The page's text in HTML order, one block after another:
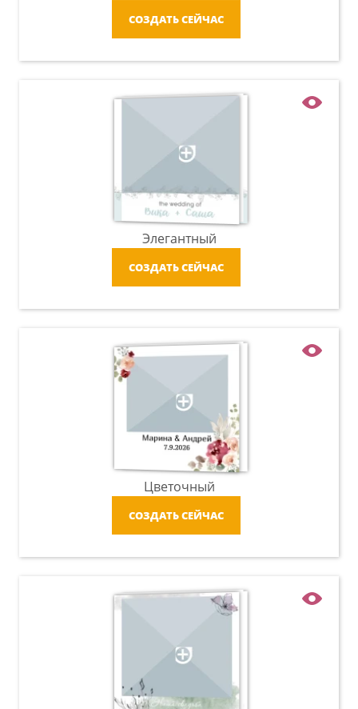
СОЗДАТЬ СЕЙЧАС
Элегантный
СОЗДАТЬ СЕЙЧАС
Цветочный
СОЗДАТЬ СЕЙЧАС